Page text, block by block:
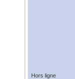
Hors ligne